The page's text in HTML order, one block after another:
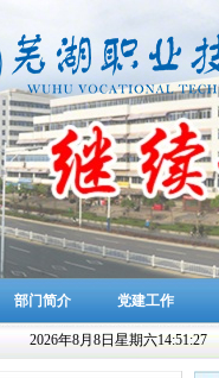
部门简介 党建工作
2026年8月8日星期六14:51:28